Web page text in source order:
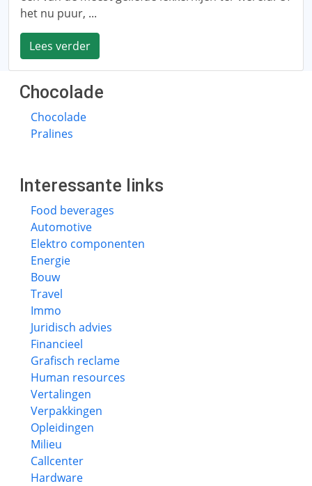
het nu puur, ...
Lees verder
Chocolade
Chocolade
Pralines
Interessante links
Food beverages
Automotive
Elektro componenten
Energie
Bouw
Travel
Immo
Juridisch advies
Financieel
Grafisch reclame
Human resources
Vertalingen
Verpakkingen
Opleidingen
Milieu
Callcenter
Hardware